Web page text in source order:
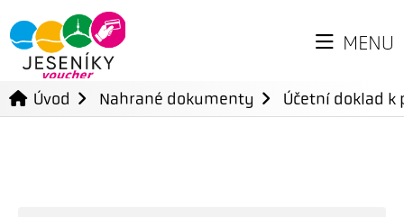
MENU
Úvod Nahrané dokumenty Účetní doklad